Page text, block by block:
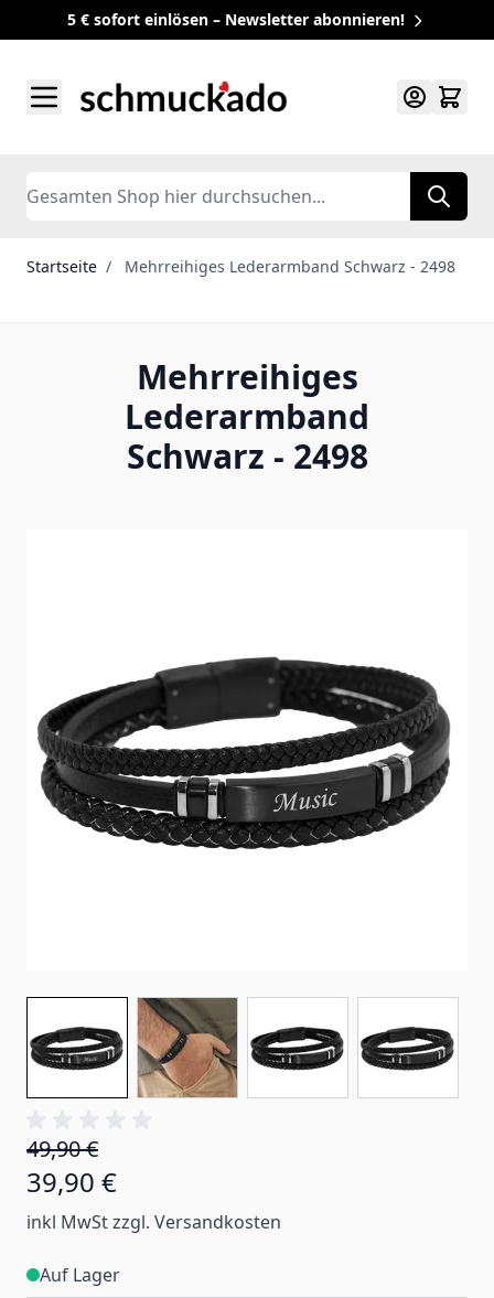
5 € sofort einlösen – Newsletter abonnieren!
Search
Startseite / Mehrreihiges Lederarmband Schwarz - 2498
Mehrreihiges
Lederarmband
Schwarz - 2498
49,90 €
39,90 €
inkl MwSt zzgl. Versandkosten
Auf Lager